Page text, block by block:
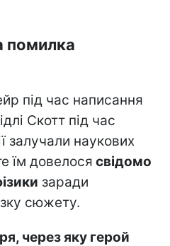
помилка
під час написання
Скотт під час
залучали наукових
їм довелося свідомо
заради
сюжету.
через яку герой